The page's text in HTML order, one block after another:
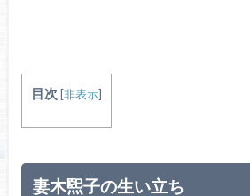
目次 [非表示]
妻木煕子の生い立ち